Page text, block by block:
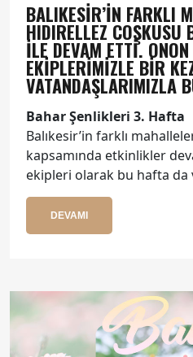
BALIKESIR’IN FARKLI
HIDIRELLEZ COŞKUSU
ILE DEVAM ETTI. ONON
EKIPLERIMIZLE BIR
VATANDAŞLARIMIZLA
Bahar Şenlikleri 3. Hafta
Balıkesir’in farklı
kapsamında etkinlikler
ekipleri olarak bu hafta da
DEVAMI